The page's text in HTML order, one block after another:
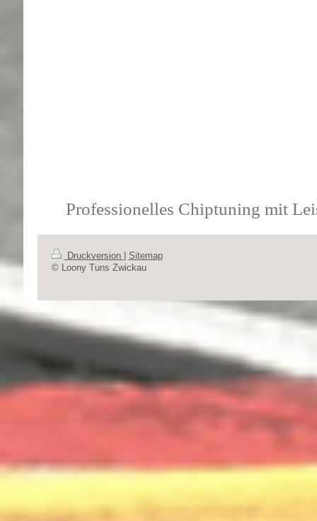
Professionelles Chiptuning mit
Druckversion
Sitemap
© Loony Tuns Zwickau